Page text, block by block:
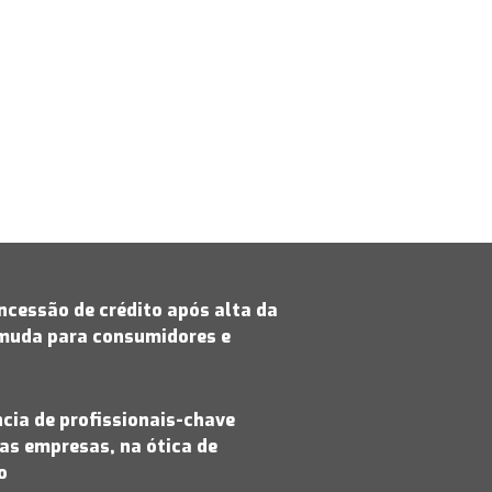
de crédito após alta da
para consumidores e
de profissionais-chave
empresas, na ótica de